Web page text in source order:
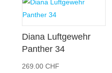
Diana Luftgewehr
Panther 34
269.00 CHF